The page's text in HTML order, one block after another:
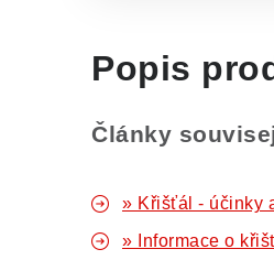
Popis
Články
» Křišťál - účinky
» Informace o